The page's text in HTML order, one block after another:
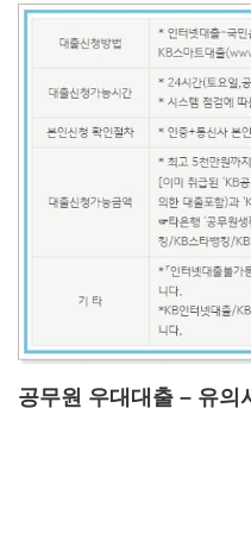
공무원 우대대출 – 유의